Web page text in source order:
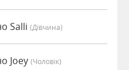
Salli (дівчина)
Joey (чоловік)